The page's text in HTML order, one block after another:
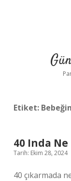
Etiket:
40 Inda
Tarih: Ekim 28, 2024
40 çıkarmada